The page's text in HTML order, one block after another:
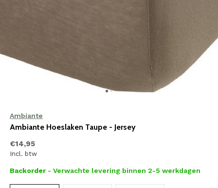
Ambiante
Ambiante Hoeslaken Taupe - Jersey
€14,95
Incl. btw
Backorder - Verwachte levering binnen 2-5 werkdagen